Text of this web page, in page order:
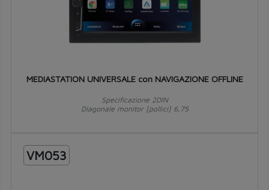
MEDIASTATION UNIVERSALE con NAVIGAZIONE OFFLINE
Specificazione 2DIN
Diagonale monitor [pollici] 6,75
VM053